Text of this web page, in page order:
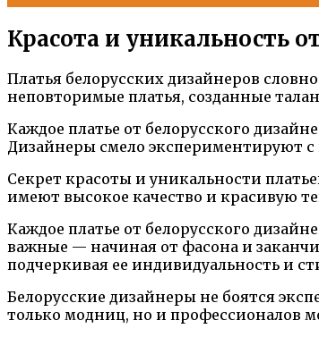
Красота и уникальность
Платья белорусских дизайнеров
неповторимые платья, созданные
Каждое платье от белорусского
Дизайнеры смело экспериментируют
Секрет красоты и уникальности
имеют высокое качество и красивую
Каждое платье от белорусского
важные — начиная от фасона и
подчеркивая ее индивидуальность и
Белорусские дизайнеры не боятся
только модниц, но и профессионалов